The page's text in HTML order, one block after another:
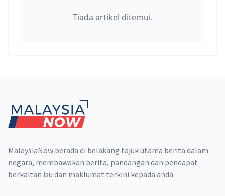
Tiada artikel ditemui.
MalaysiaNow berada di belakang tajuk utama berita dalam
negara, membawakan berita, pandangan dan pendapat
berkaitan isu dan maklumat terkini kepada anda.